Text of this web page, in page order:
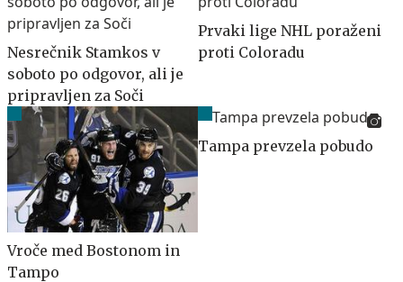
Nesrečnik Stamkos v
soboto po odgovor, ali je
pripravljen za Soči
Prvaki lige NHL poraženi
proti Coloradu
Vroče med Bostonom in
Tampo
Tampa prevzela pobudo